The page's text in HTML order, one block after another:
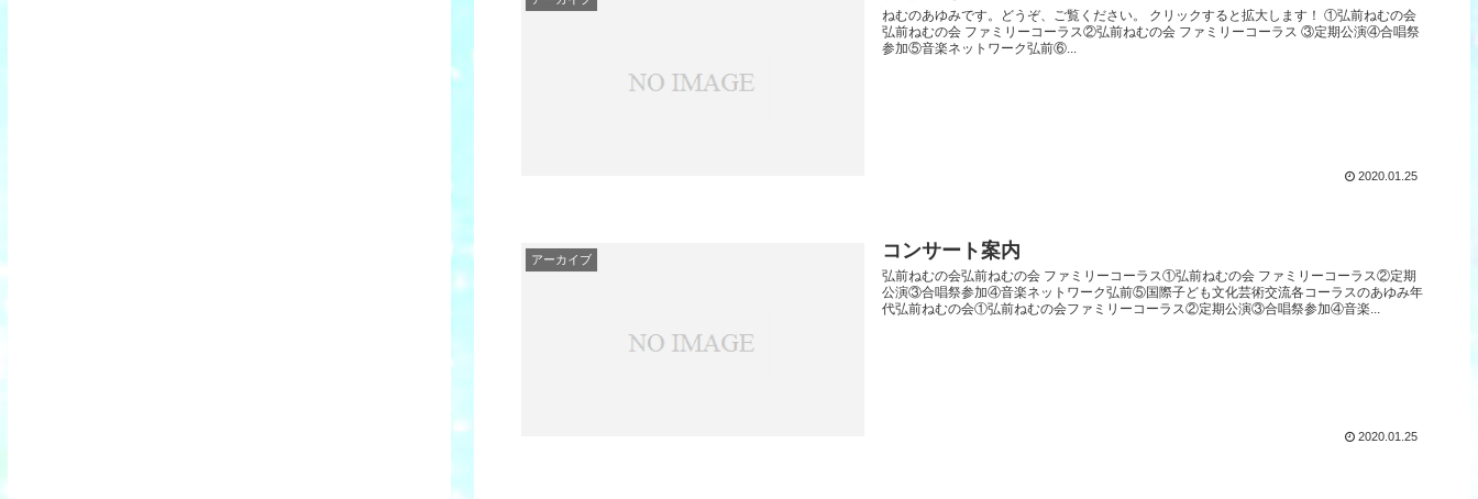
ねむのあゆみです。どうぞ、ご覧ください。 クリックすると拡大します！ ①弘前ねむの会
弘前ねむの会 ファミリーコーラス②弘前ねむの会 ファミリーコーラス ③定期公演④合唱祭
参加⑤音楽ネットワーク弘前⑥...
2020.01.25
アーカイブ コンサート案内
弘前ねむの会弘前ねむの会 ファミリーコーラス①弘前ねむの会 ファミリーコーラス②定期
公演③合唱祭参加④音楽ネットワーク弘前⑤国際子ども文化芸術交流各コーラスのあゆみ年
代弘前ねむの会①弘前ねむの会ファミリーコーラス②定期公演③合唱祭参加④音楽...
2020.01.25